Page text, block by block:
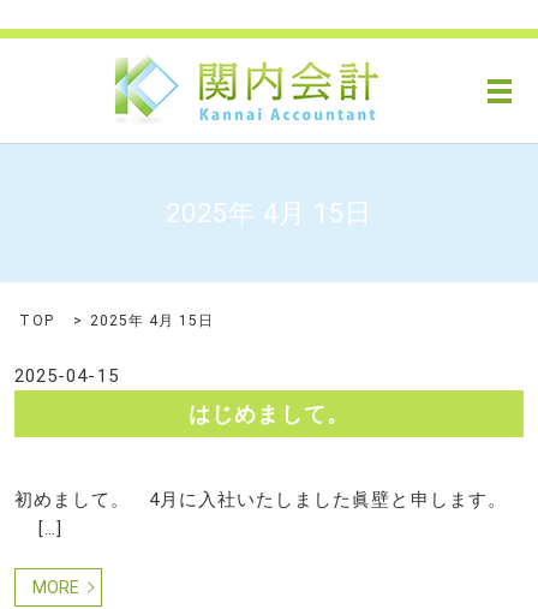
メ
2025年 4月 15日
TOP 2025年 4月 15日
2025-04-15
はじめまして。
初めまして。 4月に入社いたしました眞壁と申します。
[…]
MORE